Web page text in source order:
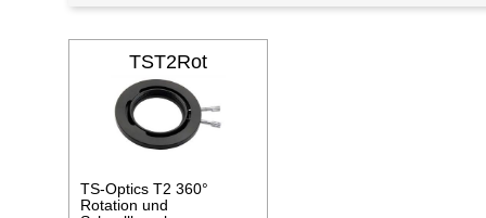
TST2Rot
TS-Optics T2 360°
Rotation und